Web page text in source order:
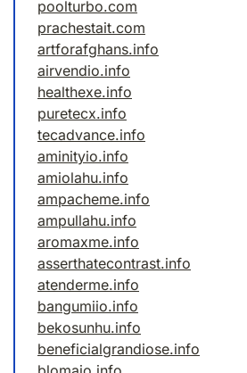
poolturbo.com
prachestait.com
artforafghans.info
airvendio.info
healthexe.info
puretecx.info
tecadvance.info
aminityio.info
amiolahu.info
ampacheme.info
ampullahu.info
aromaxme.info
asserthatecontrast.info
atenderme.info
bangumiio.info
bekosunhu.info
beneficialgrandiose.info